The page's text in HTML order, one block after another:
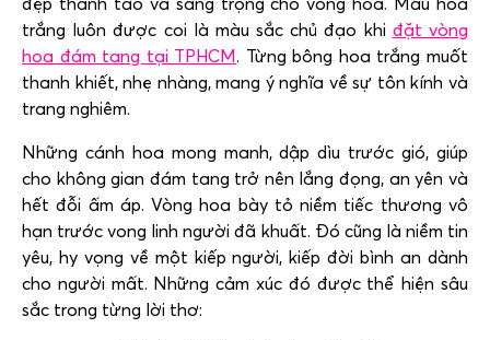
trắng luôn được coi là màu sắc chủ đạo khi đặt vòng
hoa đám tang tại TPHCM. Từng bông hoa trắng muốt
thanh khiết, nhẹ nhàng, mang ý nghĩa về sự tôn kính và
trang nghiêm.
Những cánh hoa mong manh, dập dìu trước gió, giúp
cho không gian đám tang trở nên lắng đọng, an yên và
hết đỗi ấm áp. Vòng hoa bày tỏ niềm tiếc thương vô
hạn trước vong linh người đã khuất. Đó cũng là niềm tin
yêu, hy vọng về một kiếp người, kiếp đời bình an dành
cho người mất. Những cảm xúc đó được thể hiện sâu
sắc trong từng lời thơ: